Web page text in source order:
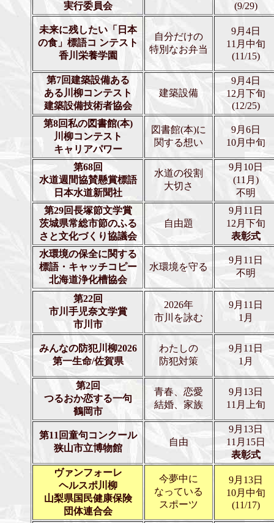
実行委員会
(9/29)
未来に残したい「日本
の食」標語コ ンテスト
香川栄養学園
自分だけの
特別なお弁当
9月4日
11月中旬
(11/15)
第7回建築設備ある
ある川柳コンテスト
建築設備技術者協会
建築設備
9月4日
12月下旬
(12/25)
第8回私の図書館(本)
川柳コンテスト
キャリアパワー
図書館(本)に
関する想い
9月6日
10月中旬
第68回
水道週間協賛懸賞標語
日本水道新聞社
水道の役割
大切さ
9月10日
(11月)
不明
第29回長塚節文学賞
茨城県常総市節のふる
さと文化づくり協議会
自由題
9月11日
12月下旬
表彰式
水環境の保全に関する
標語・キャッチコピー
北海道浄化槽協会
水環境を守る
9月11日
不明
第22回
市川手児奈文学賞
市川市
2026年
市川を詠む
9月11日
1月
みんなの防犯川柳2026
第一生命/佐賀県
わたしの
防犯対策
9月11日
1月
第2回
つるおか恋する一句
鶴岡市
青春、恋愛
結婚、家族
9月13日
11月上旬
第11回童句コンクール
狭山市立博物館
自由
9月13日
11月15日
表彰式
ヴァンフォーレ
ヘルスポ川柳
山梨県国民健康保険
団体連合会
今夢中に
なっている
スポーツ
9月13日
10月中旬
(11/17)